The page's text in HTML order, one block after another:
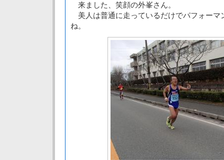
来ました、笑顔の外峯さん。
美人は普通に走っているだけでパフォーマ
ね。